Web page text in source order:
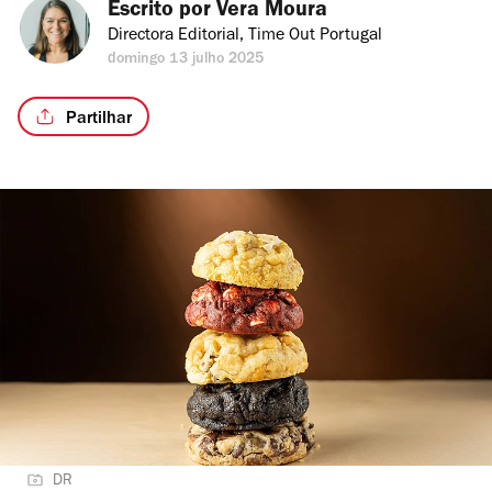
Escrito por Vera Moura
Directora Editorial, Time Out Portugal
domingo 13 julho 2025
Partilhar
DR